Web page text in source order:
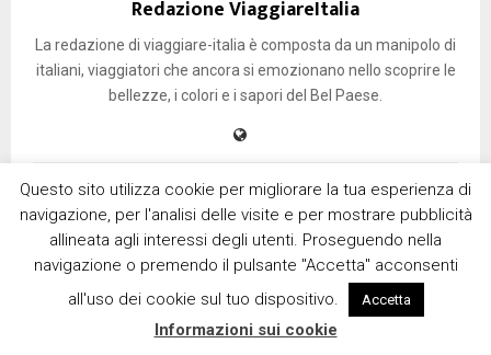
Redazione ViaggiareItalia
La redazione di viaggiare-italia è composta da un manipolo di
italiani, viaggiatori che ancora si emozionano nello scoprire le
bellezze, i colori e i sapori del Bel Paese.
RELATED POSTS
Questo sito utilizza cookie per migliorare la tua esperienza di
navigazione, per l'analisi delle visite e per mostrare pubblicità
allineata agli interessi degli utenti. Proseguendo nella
navigazione o premendo il pulsante "Accetta" acconsenti
all'uso dei cookie sul tuo dispositivo.
Accetta
Informazioni sui cookie